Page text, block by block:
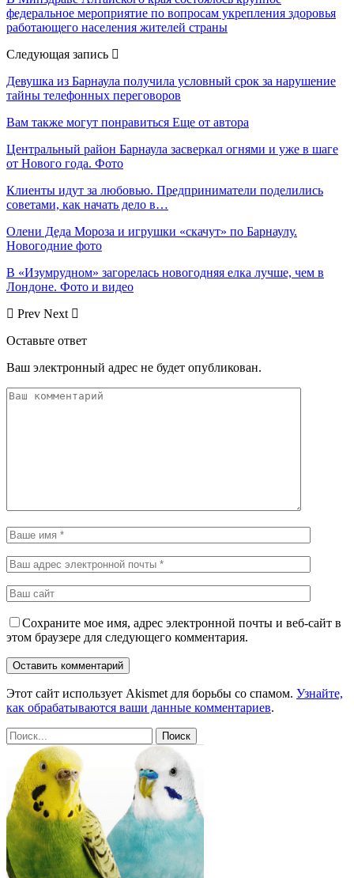
федеральное мероприятие по вопросам укрепления здоровья
работающего населения жителей страны
Следующая запись
Девушка из Барнаула получила условный срок за нарушение
тайны телефонных переговоров
Вам также могут понравиться Еще от автора
Центральный район Барнаула засверкал огнями и уже в шаге
от Нового года. Фото
Клиенты идут за любовью. Предприниматели поделились
советами, как начать дело в…
Олени Деда Мороза и игрушки «скачут» по Барнаулу.
Новогодние фото
В «Изумрудном» загорелась новогодняя елка лучше, чем в
Лондоне. Фото и видео
Prev Next
Оставьте ответ
Ваш электронный адрес не будет опубликован.
Сохраните мое имя, адрес электронной почты и веб-сайт в
этом браузере для следующего комментария.
Этот сайт использует Akismet для борьбы со спамом. Узнайте,
как обрабатываются ваши данные комментариев.